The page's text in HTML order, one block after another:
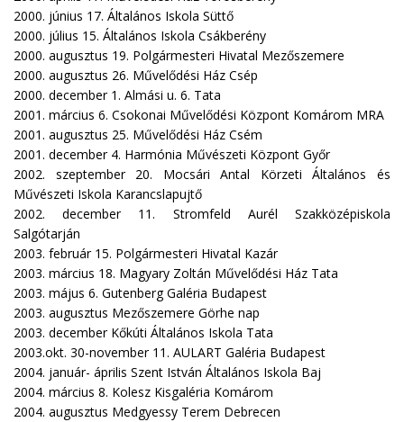
2000. június 17. Általános Iskola Süttő
2000. július 15. Általános Iskola Csákberény
2000. augusztus 19. Polgármesteri Hivatal Mezőszemere
2000. augusztus 26. Művelődési Ház Csép
2000. december 1. Almási u. 6. Tata
2001. március 6. Csokonai Művelődési Központ Komárom MRA
2001. augusztus 25. Művelődési Ház Csém
2001. december 4. Harmónia Művészeti Központ Győr
2002. szeptember 20. Mocsári Antal Körzeti Általános és
Művészeti Iskola Karancslapujtő
2002. december 11. Stromfeld Aurél Szakközépiskola
Salgótarján
2003. február 15. Polgármesteri Hivatal Kazár
2003. március 18. Magyary Zoltán Művelődési Ház Tata
2003. május 6. Gutenberg Galéria Budapest
2003. augusztus Mezőszemere Görhe nap
2003. december Kőkúti Általános Iskola Tata
2003.okt. 30-november 11. AULART Galéria Budapest
2004. január- április Szent István Általános Iskola Baj
2004. március 8. Kolesz Kisgaléria Komárom
2004. augusztus Medgyessy Terem Debrecen